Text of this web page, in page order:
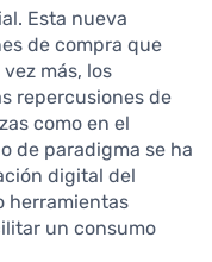
Esta nueva
de compra que
más, los
repercusiones de
como en el
de paradigma se ha
digital del
herramientas
un consumo